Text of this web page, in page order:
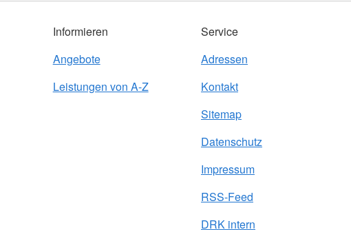
Informieren
Angebote
Leistungen von A-Z
Service
Adressen
Kontakt
Sitemap
Datenschutz
Impressum
RSS-Feed
DRK intern